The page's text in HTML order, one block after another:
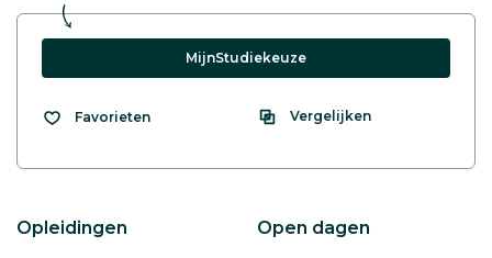
MijnStudiekeuze
Favorieten Vergelijken
Opleidingen Open dagen